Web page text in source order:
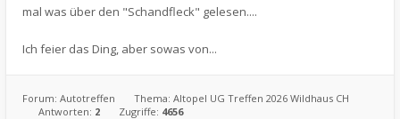
mal was über den "Schandfleck" gelesen....
Ich feier das Ding, aber sowas von...
Forum: Autotreffen Thema: Altopel UG Treffen 2026 Wildhaus CH
Antworten: 2 Zugriffe: 4656